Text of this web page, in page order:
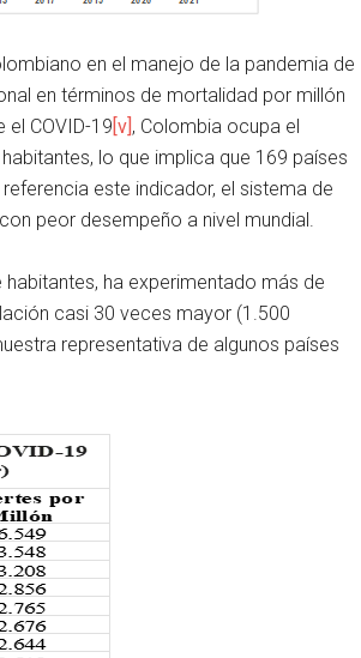
en el manejo de la pandemia de
en términos de mortalidad por millón
COVID-19 [v] , Colombia ocupa el
lo que implica que 169 países
este indicador, el sistema de
peor desempeño a nivel mundial.
ha experimentado más de
casi 30 veces mayor (1.500
representativa de algunos países